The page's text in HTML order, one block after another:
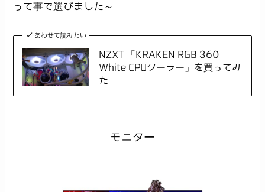
って事で選びました～
あわせて読みたい
NZXT 「KRAKEN RGB 360
White CPUクーラー」を買ってみ
た
モニター